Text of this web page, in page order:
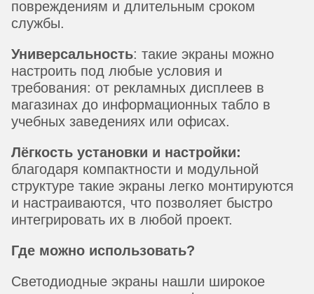
повреждениям и длительным сроком
службы.
Универсальность: такие экраны можно
настроить под любые условия и
требования: от рекламных дисплеев в
магазинах до информационных табло в
учебных заведениях или офисах.
Лёгкость установки и настройки:
благодаря компактности и модульной
структуре такие экраны легко монтируются
и настраиваются, что позволяет быстро
интегрировать их в любой проект.
Где можно использовать?
Светодиодные экраны нашли широкое